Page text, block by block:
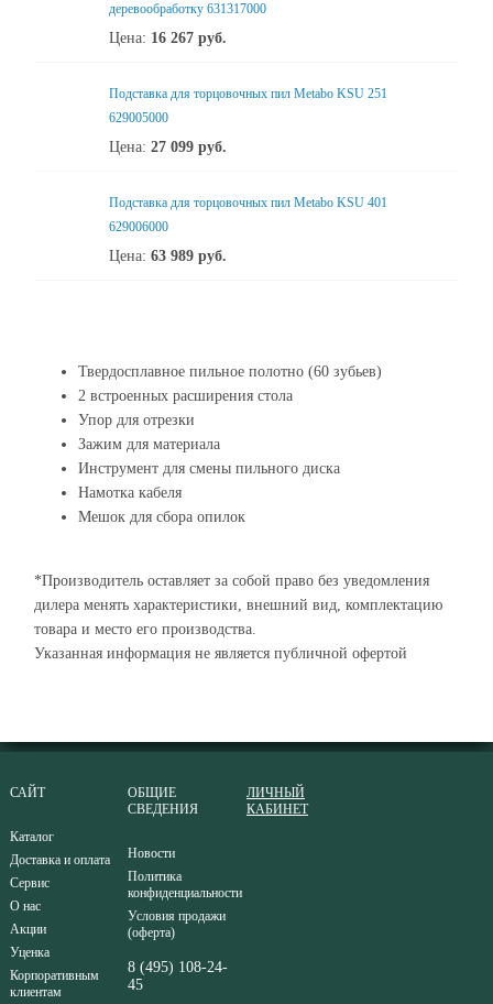
деревообработку 631317000
Цена: 16 267 руб.
Подставка для торцовочных пил Metabo KSU 251
629005000
Цена: 27 099 руб.
Подставка для торцовочных пил Metabo KSU 401
629006000
Цена: 63 989 руб.
Твердосплавное пильное полотно (60 зубьев)
2 встроенных расширения стола
Упор для отрезки
Зажим для материала
Инструмент для смены пильного диска
Намотка кабеля
Мешок для сбора опилок
*Производитель оставляет за собой право без уведомления
дилера менять характеристики, внешний вид, комплектацию
товара и место его производства.
Указанная информация не является публичной офертой
САЙТ
Каталог
Доставка и оплата
Сервис
О нас
Акции
Уценка
Корпоративным
клиентам
ОБЩИЕ
СВЕДЕНИЯ
Новости
Политика
конфиденциальности
Условия продажи
(оферта)
8 (495) 108-24-
45
ЛИЧНЫЙ
КАБИНЕТ